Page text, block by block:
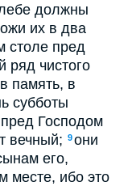
должны
их в два
столе пред
ряд чистого
память, в
субботы
Господом
вечный; 9они
его,
месте, ибо это